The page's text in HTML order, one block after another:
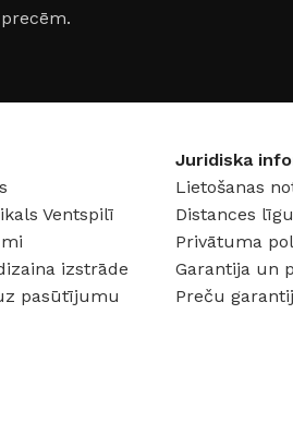
Ventspilī
izstrāde
pasūtījumu
Juridiska
Lietošanas
Distances
Privātuma
Garantija un
Preču